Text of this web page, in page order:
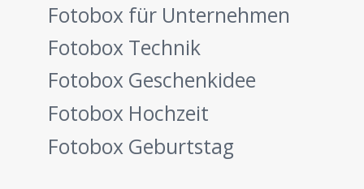
Fotobox Technik
Fotobox für Unternehmen
Fotobox Geschenkidee
Fotobox Geburtstag
Fotobox Hochzeit